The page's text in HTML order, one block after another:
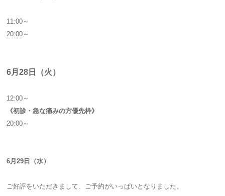
11:00～
20:00～
6月28日（火）
12:00～
《初診・急な痛みの方優先枠》
20:00～
6月29日（水）
ご好評をいただきまして、ご予約がいっぱいとなりました。